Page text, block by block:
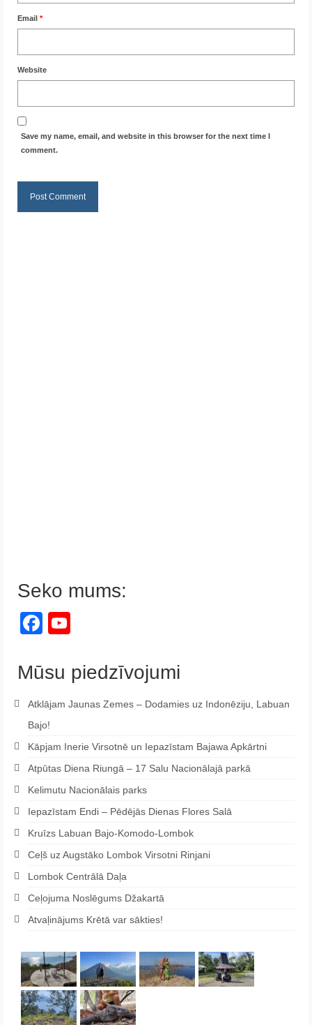
Email *
Website
Save my name, email, and website in this browser for the next time I
comment.
Seko mums:
Facebook
Mūsu piedzīvojumi
Atklājam Jaunas Zemes – Dodamies uz Indonēziju, Labuan
Bajo!
Kāpjam Inerie Virsotnē un Iepazīstam Bajawa Apkārtni
Atpūtas Diena Riungā – 17 Salu Nacionālajā parkā
Kelimutu Nacionālais parks
Iepazīstam Endi – Pēdējās Dienas Flores Salā
Kruīzs Labuan Bajo-Komodo-Lombok
Ceļš uz Augstāko Lombok Virsotni Rinjani
Lombok Centrālā Daļa
Ceļojuma Noslēgums Džakartā
Atvaļinājums Krētā var sākties!